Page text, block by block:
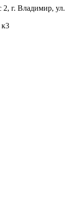
г. Владимир, ул.